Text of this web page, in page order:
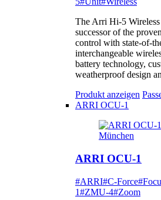
The Arri Hi-5
successor of the
control with state-of-
interchangeable
battery technology,
weatherproof design
Produkt anzeigen
ARRI OCU-1
ARRI OCU-1
#ARRI#C-Force
1#ZMU-4#Zoom